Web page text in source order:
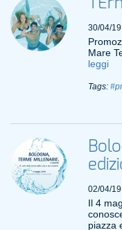
30/04/19
Mare
leggi
Tags:
02/04/19
Il 4
piazza